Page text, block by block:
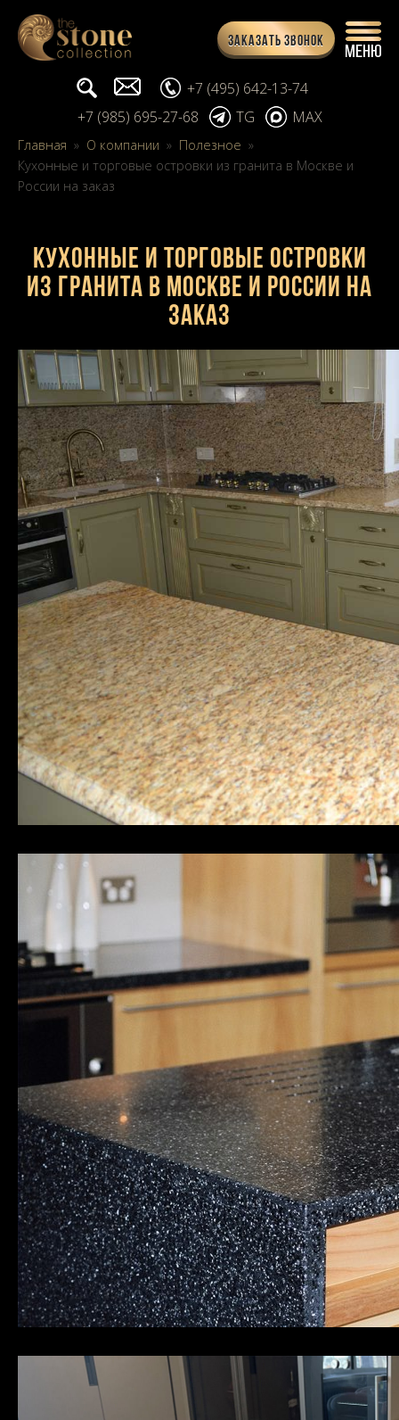
Заказать звонок
Поиск... info@stone-collection.ru
+7 (495) 642-13-74
+7 (985) 695-27-68
TG MAX
Главная » О компании » Полезное »
Кухонные и торговые островки из гранита в Москве и
России на заказ
Кухонные и торговые островки
из гранита в Москве и России на
заказ